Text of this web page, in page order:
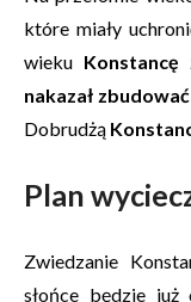
które miały
wieku Konstancę
nakazał
Dobrudżą
Plan
Zwiedzanie
słońce będzie